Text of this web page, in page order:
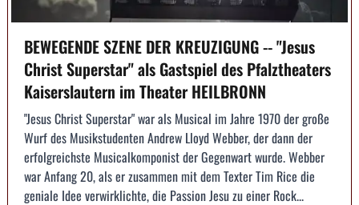
BEWEGENDE SZENE DER KREUZIGUNG -- "Jesus
Christ Superstar" als Gastspiel des Pfalztheaters
Kaiserslautern im Theater HEILBRONN
"Jesus Christ Superstar" war als Musical im Jahre 1970 der große
Wurf des Musikstudenten Andrew Lloyd Webber, der dann der
erfolgreichste Musicalkomponist der Gegenwart wurde. Webber
war Anfang 20, als er zusammen mit dem Texter Tim Rice die
geniale Idee verwirklichte, die Passion Jesu zu einer Rock...